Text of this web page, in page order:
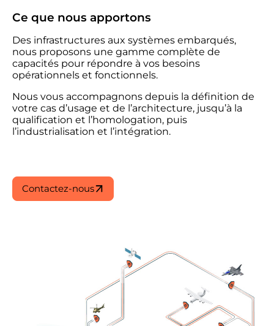
Ce que nous apportons
Des infrastructures aux systèmes embarqués,
nous proposons une gamme complète de
capacités pour répondre à vos besoins
opérationnels et fonctionnels.
Nous vous accompagnons depuis la définition de
votre cas d’usage et de l’architecture, jusqu’à la
qualification et l’homologation, puis
l’industrialisation et l’intégration.
Contactez-nous